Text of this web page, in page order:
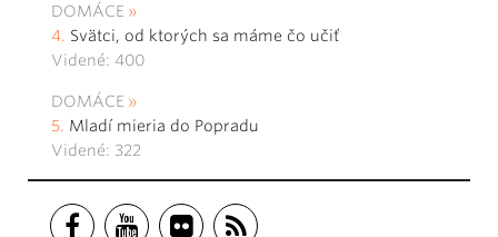
DOMÁCE
Svätci, od ktorých sa máme čo učiť
Videné: 400
DOMÁCE
Mladí mieria do Popradu
Videné: 322